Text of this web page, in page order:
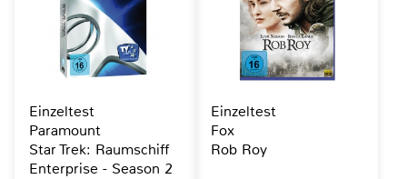
Einzeltest
Paramount
Star Trek: Raumschiff
Enterprise - Season 2
Einzeltest
Fox
Rob Roy